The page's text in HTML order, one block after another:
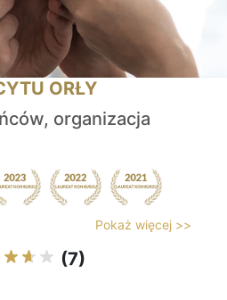
ORŁY
organizacja
Pokaż więcej >>
(7)